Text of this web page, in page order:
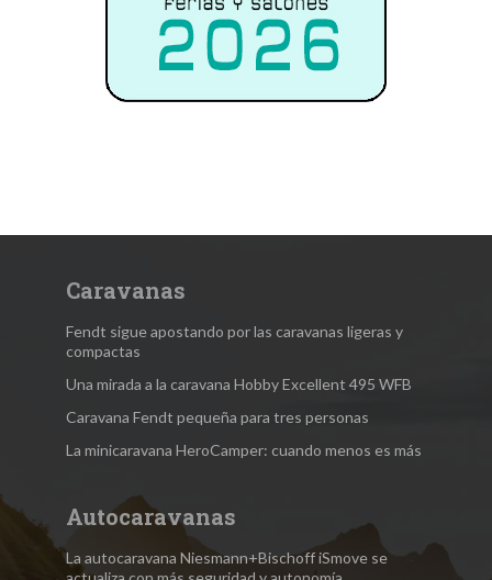
Caravanas
Fendt sigue apostando por las caravanas ligeras y
compactas
Una mirada a la caravana Hobby Excellent 495 WFB
Caravana Fendt pequeña para tres personas
La minicaravana HeroCamper: cuando menos es más
Autocaravanas
La autocaravana Niesmann+Bischoff iSmove se